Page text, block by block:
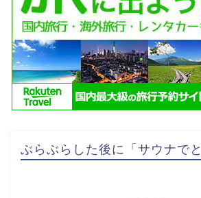
ぶらぶらした後に「サウナで